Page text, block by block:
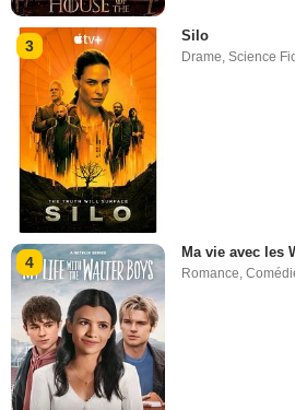
3
Silo
Drame ,Science
4
Ma vie avec les
Romance,